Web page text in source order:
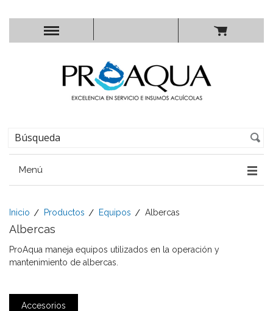
Menú
Inicio Productos Equipos Albercas
Albercas
ProAqua maneja equipos utilizados en la operación y
mantenimiento de albercas.
Accesorios